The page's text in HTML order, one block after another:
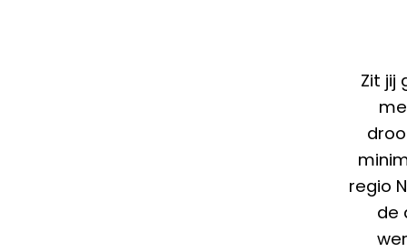
Zit jij
regio
de